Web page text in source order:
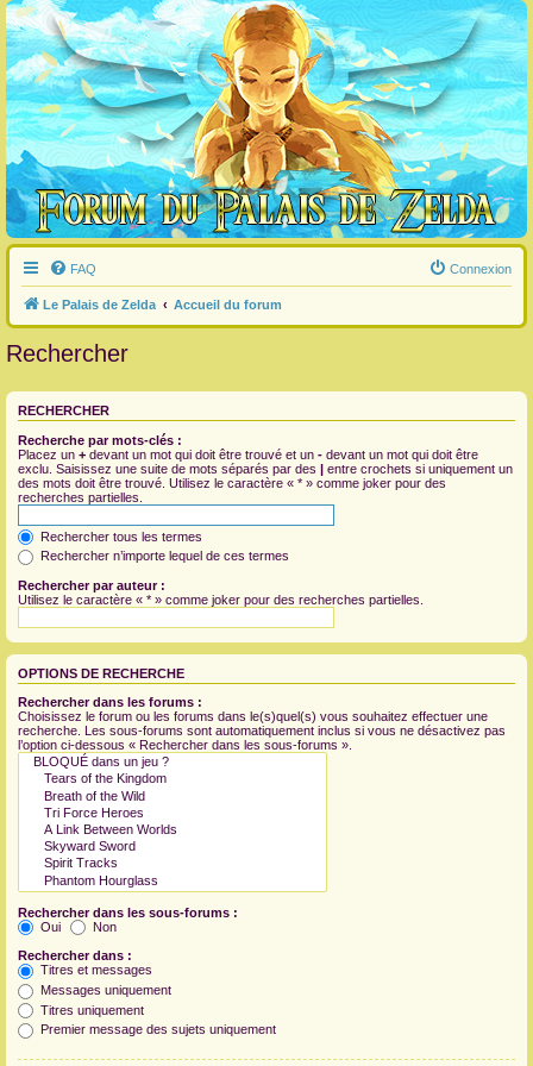
FAQ Connexion
Le Palais de Zelda Accueil du forum
Rechercher
RECHERCHER
Recherche par mots-clés :
Placez un + devant un mot qui doit être trouvé et un - devant un mot qui doit être
exclu. Saisissez une suite de mots séparés par des | entre crochets si uniquement un
des mots doit être trouvé. Utilisez le caractère « * » comme joker pour des
recherches partielles.
Rechercher tous les termes
Rechercher n’importe lequel de ces termes
Rechercher par auteur :
Utilisez le caractère « * » comme joker pour des recherches partielles.
OPTIONS DE RECHERCHE
Rechercher dans les forums :
Choisissez le forum ou les forums dans le(s)quel(s) vous souhaitez effectuer une
recherche. Les sous-forums sont automatiquement inclus si vous ne désactivez pas
l’option ci-dessous « Rechercher dans les sous-forums ».
Rechercher dans les sous-forums :
Oui
Non
Rechercher dans :
Titres et messages
Messages uniquement
Titres uniquement
Premier message des sujets uniquement